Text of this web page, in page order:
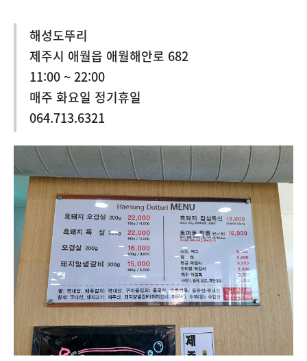
해성도뚜리
제주시 애월읍 애월해안로 682
11:00 ~ 22:00
매주 화요일 정기휴일
064.713.6321